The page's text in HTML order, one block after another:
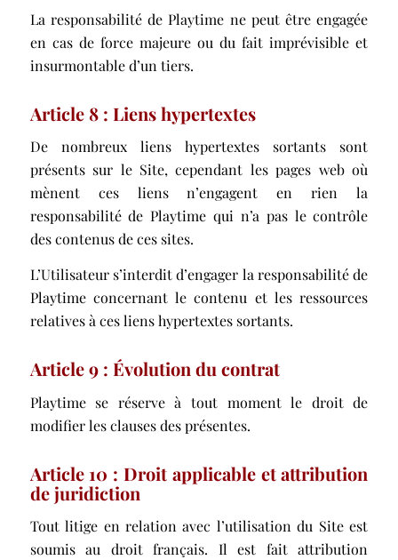
La responsabilité de Playtime ne peut être engagée
en cas de force majeure ou du fait imprévisible et
insurmontable d’un tiers.
Article 8 : Liens hypertextes
De nombreux liens hypertextes sortants sont
présents sur le Site, cependant les pages web où
mènent ces liens n’engagent en rien la
responsabilité de Playtime qui n’a pas le contrôle
des contenus de ces sites.
L’Utilisateur s’interdit d’engager la responsabilité de
Playtime concernant le contenu et les ressources
relatives à ces liens hypertextes sortants.
Article 9 : Évolution du contrat
Playtime se réserve à tout moment le droit de
modifier les clauses des présentes.
Article 10 : Droit applicable et attribution
de juridiction
Tout litige en relation avec l’utilisation du Site est
soumis au droit français. Il est fait attribution